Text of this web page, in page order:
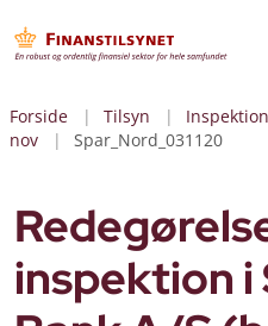
Forside Tilsyn
nov
Spar_Nord_031120
inspektion i